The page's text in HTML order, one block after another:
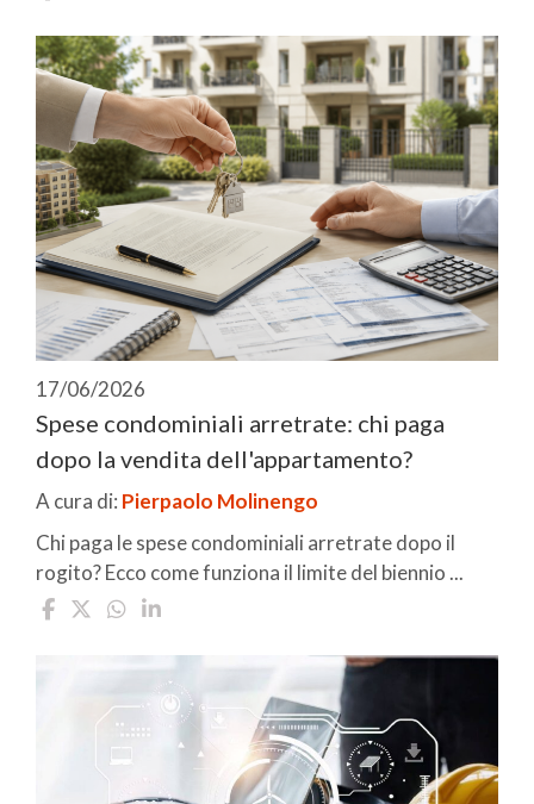
17/06/2026
Spese condominiali arretrate: chi paga
dopo la vendita dell'appartamento?
A cura di: Pierpaolo Molinengo
Chi paga le spese condominiali arretrate dopo il
rogito? Ecco come funziona il limite del biennio ...